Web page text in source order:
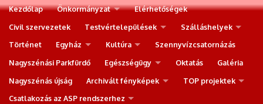
Kezdőlap Önkormányzat
Elérhetőségek
Civil szervezetek
Testvértelepülések
Szálláshelyek
Történet
Egyház Kultúra
Szennyvízcsatornázás
Nagyszénási Parkfürdő
Egészségügy Oktatás
Galéria
Nagyszénás újság
Archivált fényképek
TOP projektek
Csatlakozás az ASP rendszerhez